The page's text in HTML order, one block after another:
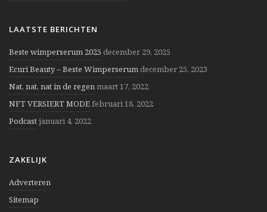
LAATSTE BERICHTEN
Beste wimperserum 2025 december 29, 2025
Ecuri Beauty – Beste Wimperserum december 25, 2023
Nat, nat, nat in de regenmaart 17, 2022
NFT VERSIERT MODEfebruari 18, 2022
Podcastjanuari 4, 2022
ZAKELIJK
Adverteren
Sitemap